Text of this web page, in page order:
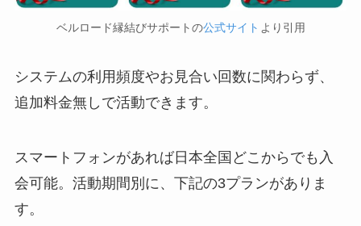
ベルロード縁結びサポートの公式サイト より引用
システムの利用頻度やお見合い回数に関わらず、
追加料金無しで活動できます。
スマートフォンがあれば日本全国どこからでも入
会可能。活動期間別に、下記の3プランがありま
す。